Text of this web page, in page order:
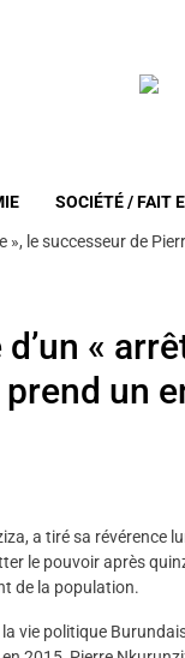
SOCIÉTÉ / FAIT
», le successeur de
d’un «
un
a tiré sa révérence
le pouvoir après
de la population.
vie politique